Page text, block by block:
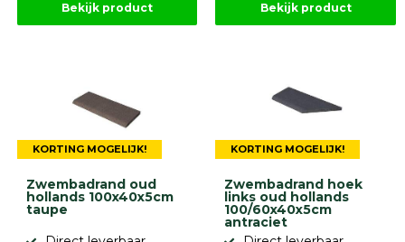
tuinproject
9.1
Bekijk product Bekijk product
KORTING MOGELIJK!
Zwembadrand oud
hollands 100x40x5cm
taupe
KORTING MOGELIJK!
Zwembadrand hoek
links oud hollands
100/60x40x5cm
antraciet